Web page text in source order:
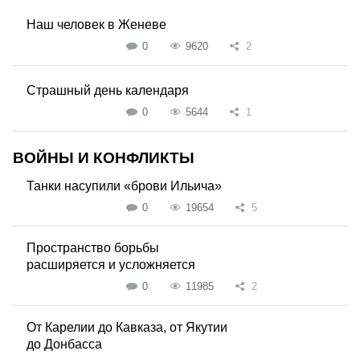
Наш человек в Женеве
0 9620 2
Страшный день календаря
0 5644 1
ВОЙНЫ И КОНФЛИКТЫ
Танки насупили «брови Ильича»
0 19654 5
Пространство борьбы
расширяется и усложняется
0 11985 2
От Карелии до Кавказа, от Якутии
до Донбасса